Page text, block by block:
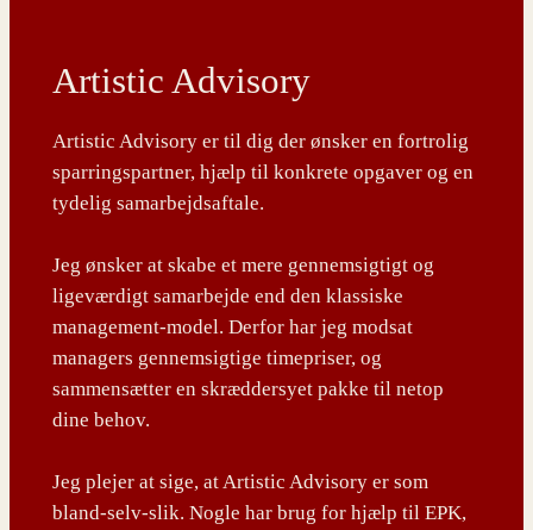
Artistic Advisory
Artistic Advisory er til dig der ønsker en fortrolig
sparringspartner, hjælp til konkrete opgaver og en
tydelig samarbejdsaftale.
Jeg ønsker at skabe et mere gennemsigtigt og
ligeværdigt samarbejde end den klassiske
management-model. Derfor har jeg modsat
managers gennemsigtige timepriser, og
sammensætter en skræddersyet pakke til netop
dine behov.
Jeg plejer at sige, at Artistic Advisory er som
bland-selv-slik. Nogle har brug for hjælp til EPK,